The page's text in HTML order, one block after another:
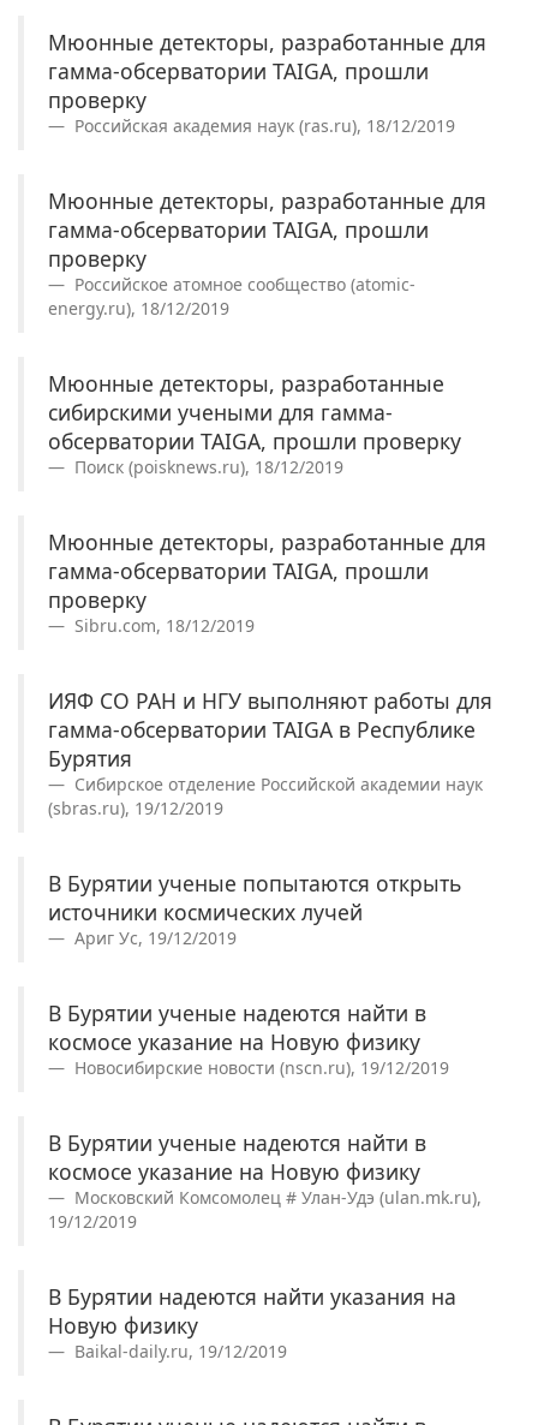
Мюонные детекторы, разработанные для
гамма-обсерватории TAIGA, прошли
проверку
Российская академия наук (ras.ru), 18/12/2019
Мюонные детекторы, разработанные для
гамма-обсерватории TAIGA, прошли
проверку
Российское атомное сообщество (atomic-
energy.ru), 18/12/2019
Мюонные детекторы, разработанные
сибирскими учеными для гамма-
обсерватории TAIGA, прошли проверку
Поиск (poisknews.ru), 18/12/2019
Мюонные детекторы, разработанные для
гамма-обсерватории TAIGA, прошли
проверку
Sibru.com, 18/12/2019
ИЯФ СО РАН и НГУ выполняют работы для
гамма-обсерватории TAIGA в Республике
Бурятия
Сибирское отделение Российской академии наук
(sbras.ru), 19/12/2019
В Бурятии ученые попытаются открыть
источники космических лучей
Ариг Ус, 19/12/2019
В Бурятии ученые надеются найти в
космосе указание на Новую физику
Новосибирские новости (nscn.ru), 19/12/2019
В Бурятии ученые надеются найти в
космосе указание на Новую физику
Московский Комсомолец # Улан-Удэ (ulan.mk.ru),
19/12/2019
В Бурятии надеются найти указания на
Новую физику
Baikal-daily.ru, 19/12/2019